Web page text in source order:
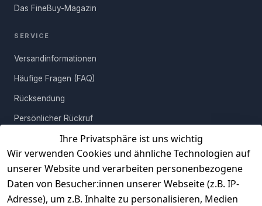
prägnantes Highlight auf Deinem Lieblingsmöbelstück – diese
neue Dimension heben. Mit ihrer zeitlosen Formsprache und der
bleibenden Begleiter Deiner Wohngeschichte.
Ihre Privatsphäre ist uns wichtig
Wir verwenden Cookies und ähnliche Technologien auf
unserer Website und verarbeiten personenbezogene
Daten von Besucher:innen unserer Webseite (z.B. IP-
Adresse), um z.B. Inhalte zu personalisieren, Medien
Das FineBuy-Magazin
SERVICE
Versandinformationen
Häufige Fragen (FAQ)
Rücksendung
Persönlicher Rückruf
Erfahrungen
Vertrag widerrufen
INFORMATIONEN